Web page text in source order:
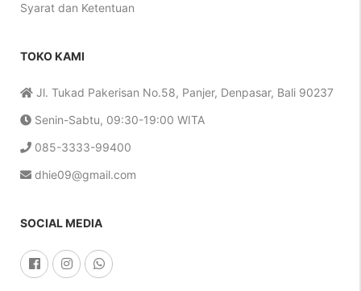
Syarat dan Ketentuan
TOKO KAMI
Jl. Tukad Pakerisan No.58, Panjer, Denpasar, Bali 90237
Senin-Sabtu, 09:30-19:00 WITA
085-3333-99400
dhie09@gmail.com
SOCIAL MEDIA